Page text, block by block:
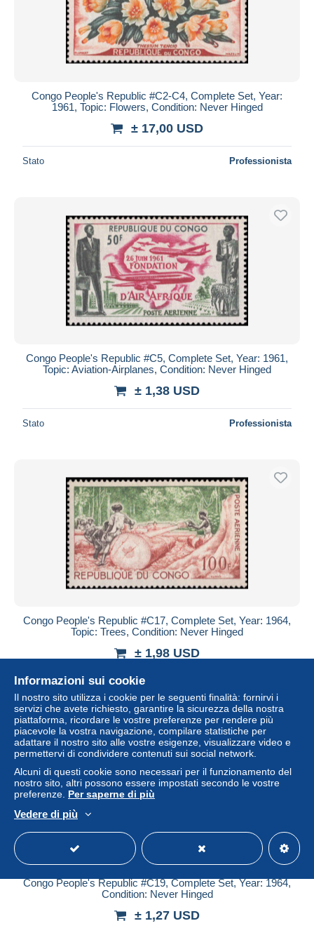
Congo People's Republic #C2-C4, Complete Set, Year:
1961, Topic: Flowers, Condition: Never Hinged
± 17,00 USD
Stato Professionista
Congo People's Republic #C5, Complete Set, Year: 1961,
Topic: Aviation-Airplanes, Condition: Never Hinged
± 1,38 USD
Stato Professionista
Congo People's Republic #C17, Complete Set, Year: 1964,
Topic: Trees, Condition: Never Hinged
± 1,98 USD
Stato
Congo People's Republic #C19, Complete Set, Year: 1964,
Condition: Never Hinged
± 1,27 USD
Informazioni sui cookie
Il nostro sito utilizza i cookie per le seguenti finalità: fornirvi i
servizi che avete richiesto, garantire la sicurezza della nostra
piattaforma, ricordare le vostre preferenze per rendere più
piacevole la vostra navigazione, compilare statistiche per
adattare il nostro sito alle vostre esigenze, visualizzare video e
permettervi di condividere contenuti sui social network.
Alcuni di questi cookie sono necessari per il funzionamento del
nostro sito, altri possono essere impostati secondo le vostre
preferenze. Per saperne di più
Vedere di più